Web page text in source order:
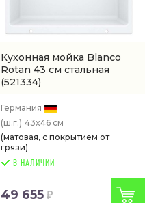
Кухонная мойка Blanco
Rotan 43 см стальная
(521334)
Германия
(ш.г.) 43x46 см
(матовая, с покрытием от
грязи)
В НАЛИЧИИ
49 655